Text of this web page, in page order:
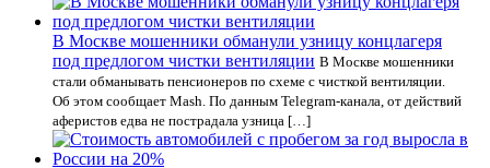
В Москве мошенники обманули узницу концлагеря
под предлогом чистки вентиляции В Москве мошенники
стали обманывать пенсионеров по схеме с чисткой вентиляции.
Об этом сообщает Mash. По данным Telegram-канала, от действий
аферистов едва не пострадала узница […]